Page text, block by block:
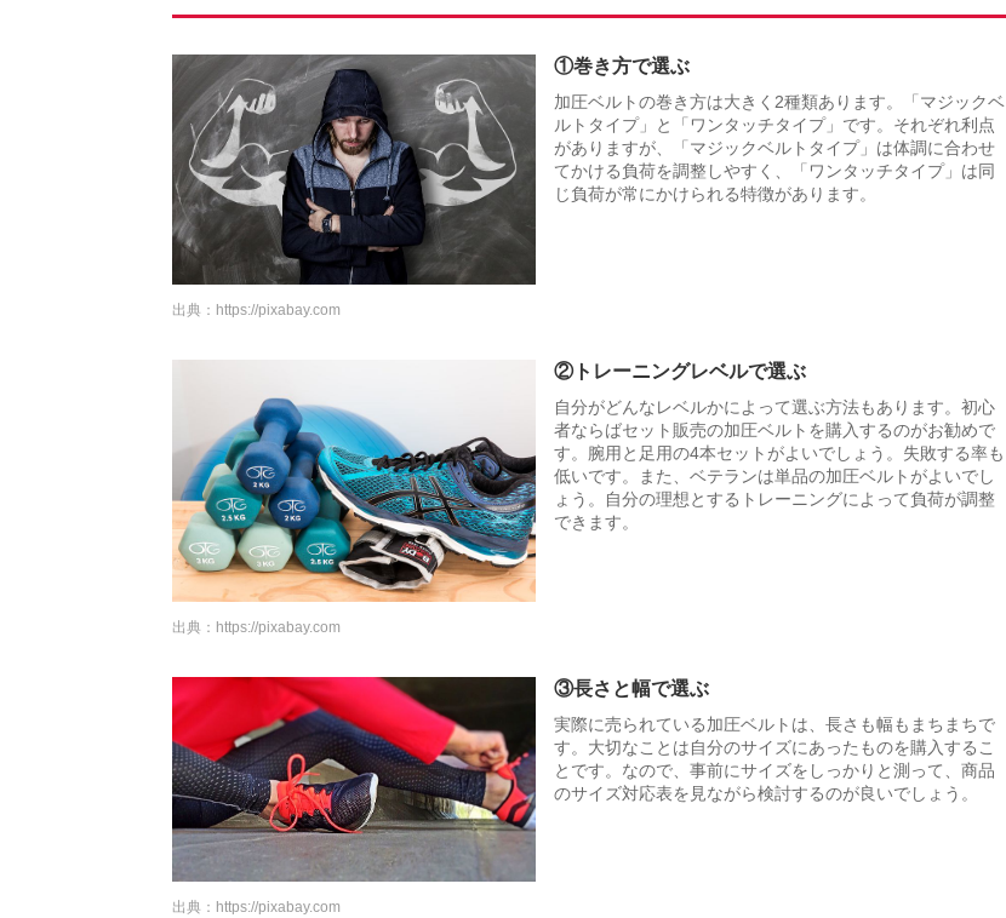
①巻き方で選ぶ
加圧ベルトの巻き方は大きく2種類あります。「マジックベ
ルトタイプ」と「ワンタッチタイプ」です。それぞれ利点
がありますが、「マジックベルトタイプ」は体調に合わせ
てかける負荷を調整しやすく、「ワンタッチタイプ」は同
じ負荷が常にかけられる特徴があります。
出典： https://pixabay.com
②トレーニングレベルで選ぶ
自分がどんなレベルかによって選ぶ方法もあります。初心
者ならばセット販売の加圧ベルトを購入するのがお勧めで
す。腕用と足用の4本セットがよいでしょう。失敗する率も
低いです。また、ベテランは単品の加圧ベルトがよいでし
ょう。自分の理想とするトレーニングによって負荷が調整
できます。
出典： https://pixabay.com
③長さと幅で選ぶ
実際に売られている加圧ベルトは、長さも幅もまちまちで
す。大切なことは自分のサイズにあったものを購入するこ
とです。なので、事前にサイズをしっかりと測って、商品
のサイズ対応表を見ながら検討するのが良いでしょう。
出典： https://pixabay.com